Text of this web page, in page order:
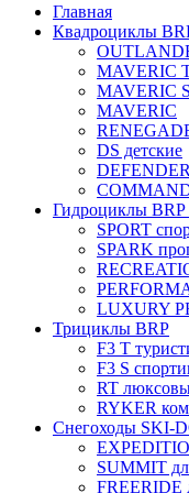
Главная
Квадроциклы
MAVERIC
MAVERIC
MAVERIC
DS детские
Гидроциклы BRP
SPORT
SPARK
LUXURY
Трициклы BRP
F3 T
F3 S
RT
RYKER
Снегоходы SKI-
SUMMIT
FREERIDE